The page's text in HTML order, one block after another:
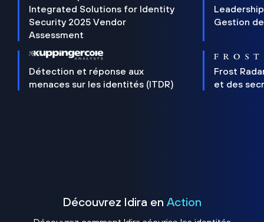
Integrated Solutions for Identity
Security 2025 Vendor
Assessment
Gestion
Détection et réponse aux
menaces sur les identités (ITDR)
Frost
et des
Découvrez Idira en Action